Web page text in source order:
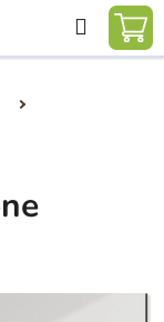
Ricerca